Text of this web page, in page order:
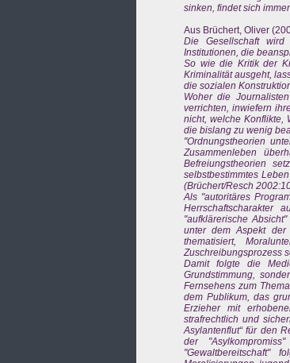
sinken, findet sich
Aus Brüchert, Oliver
Die Gesellschaft
Institutionen, die
So wie die Kritik der
Kriminalität ausgeht,
die sozialen
Woher die
verrichten, inwiefern
nicht, welche Konflikte,
die bislang zu wenig
"Ordnungstheorien
Zusammenleben
Befreiungstheorien
selbstbestimmtes
(Brüchert/Resch
Als "autoritäres
Herrschaftscharakter
"aufklärerische
unter dem Aspekt der
thematisiert,
Zuschreibungsprozess
Damit folgte die
Grundstimmung,
Fernsehens zum
dem Publikum, das
Erzieher mit
strafrechtlich und
Asylantenflut“ für den
der
"Gewaltbereitschaft"